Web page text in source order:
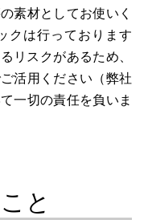
素材としてお使いく
クは行っております
リスクがあるため、
活用ください（弊社
一切の責任を負いま
と